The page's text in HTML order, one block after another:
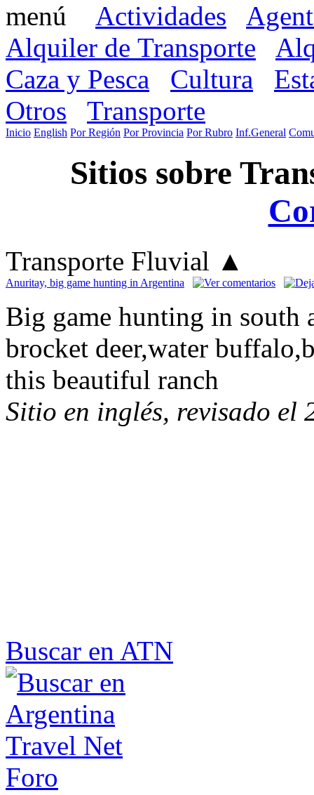
Actividades
Alquiler de Transporte
Caza y Pesca
Cultura
Otros
Transporte
Inicio English Por Región Por Provincia Por Rubro Inf.General
Sitios sobre
Transporte Fluvial ▲
Anuritay, big game hunting in Argentina
Big game hunting in south
brocket deer,water
this beautiful ranch
Sitio en inglés, revisado el
Buscar en ATN
Foro